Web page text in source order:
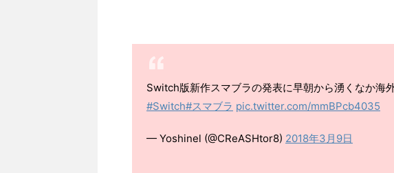
Switch版新作スマブラの発表に早朝から湧くなか海
#Switch#スマブラ pic.twitter.com/mmBPcb4035
— Yoshinel (@CReASHtor8) 2018年3月9日